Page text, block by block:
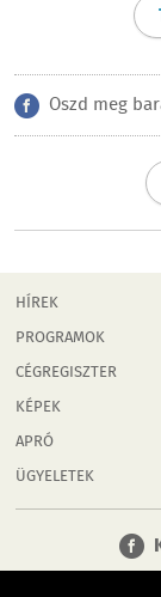
Oszd meg
HÍREK
PROGRAMOK
CÉGREGISZTER
KÉPEK
APRÓ
ÜGYELETEK